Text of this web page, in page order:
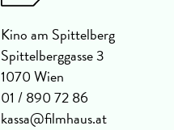
Kino am Spittelberg
Spittelberggasse 3
1070 Wien
01 / 890 72 86
kassa@filmhaus.at